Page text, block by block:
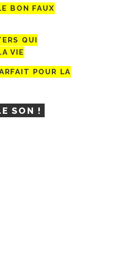
BON FAUX
QUI
VIE
POUR LA
SON !